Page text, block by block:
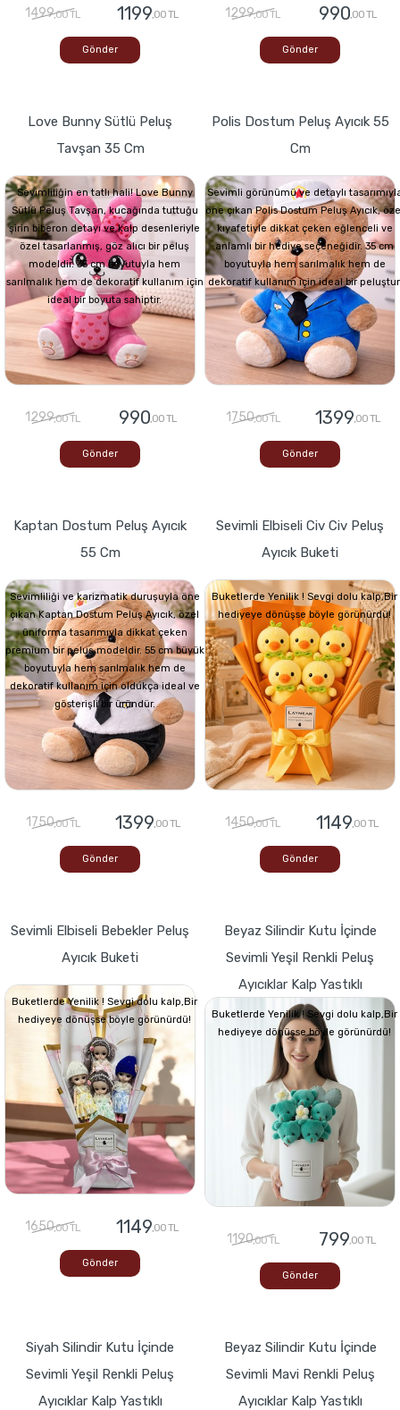
1499,00 TL 1199,00 TL
Gönder
1299,00 TL 990,00 TL
Gönder
Love Bunny Sütlü Peluş
Tavşan 35 Cm
Sevimliliğin en tatlı hali! Love Bunny
Sütlü Peluş Tavşan, kucağında tuttuğu
şirin biberon detayı ve kalp desenleriyle
özel tasarlanmış, göz alıcı bir peluş
modeldir. 35 cm boyutuyla hem
sarılmalık hem de dekoratif kullanım için
ideal bir boyuta sahiptir.
1299,00 TL 990,00 TL
Gönder
Polis Dostum Peluş Ayıcık 55
Cm
Sevimli görünümü ve detaylı
öne çıkan Polis Dostum Peluş Ayıcık,
kıyafetiyle dikkat çeken eğlenceli ve
anlamlı bir hediye seçeneğidir. 35 cm
boyutuyla hem sarılmalık hem de
dekoratif kullanım için ideal bir
1750,00 TL 1399,00 TL
Gönder
Kaptan Dostum Peluş Ayıcık
55 Cm
Sevimliliği ve karizmatik duruşuyla öne
çıkan Kaptan Dostum Peluş Ayıcık, özel
üniforma tasarımıyla dikkat çeken
premium bir peluş modeldir. 55 cm büyük
boyutuyla hem sarılmalık hem de
dekoratif kullanım için oldukça ideal ve
gösterişli bir üründür.
1750,00 TL 1399,00 TL
Gönder
Sevimli Elbiseli Civ Civ Peluş
Ayıcık Buketi
Buketlerde Yenilik ! Sevgi dolu kalp,Bir
hediyeye dönüşse böyle görünürdü!
1450,00 TL 1149,00 TL
Gönder
Sevimli Elbiseli Bebekler Peluş
Ayıcık Buketi
Buketlerde Yenilik ! Sevgi dolu kalp,Bir
hediyeye dönüşse böyle görünürdü!
1650,00 TL 1149,00 TL
Gönder
Beyaz Silindir Kutu İçinde
Sevimli Yeşil Renkli Peluş
Ayıcıklar Kalp Yastıklı
Buketlerde Yenilik ! Sevgi dolu kalp,Bir
hediyeye dönüşse böyle görünürdü!
1190,00 TL 799,00 TL
Gönder
Siyah Silindir Kutu İçinde
Sevimli Yeşil Renkli Peluş
Ayıcıklar Kalp Yastıklı
Beyaz Silindir Kutu İçinde
Sevimli Mavi Renkli Peluş
Ayıcıklar Kalp Yastıklı